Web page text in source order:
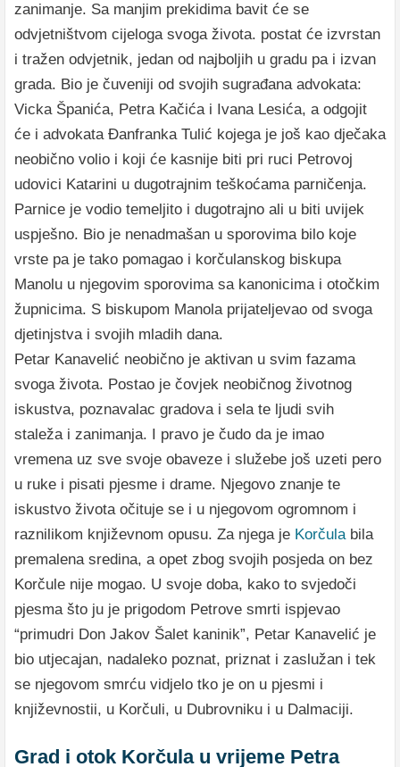
zanimanje. Sa manjim prekidima bavit će se
odvjetništvom cijeloga svoga života. postat će izvrstan
i tražen odvjetnik, jedan od najboljih u gradu pa i izvan
grada. Bio je čuveniji od svojih sugrađana advokata:
Vicka Španića, Petra Kačića i Ivana Lesića, a odgojit
će i advokata Đanfranka Tulić kojega je još kao dječaka
neobično volio i koji će kasnije biti pri ruci Petrovoj
udovici Katarini u dugotrajnim teškoćama parničenja.
Parnice je vodio temeljito i dugotrajno ali u biti uvijek
uspješno. Bio je nenadmašan u sporovima bilo koje
vrste pa je tako pomagao i korčulanskog biskupa
Manolu u njegovim sporovima sa kanonicima i otočkim
župnicima. S biskupom Manola prijateljevao od svoga
djetinjstva i svojih mladih dana.
Petar Kanavelić neobično je aktivan u svim fazama
svoga života. Postao je čovjek neobičnog životnog
iskustva, poznavalac gradova i sela te ljudi svih
staleža i zanimanja. I pravo je čudo da je imao
vremena uz sve svoje obaveze i služebe još uzeti pero
u ruke i pisati pjesme i drame. Njegovo znanje te
iskustvo života očituje se i u njegovom ogromnom i
raznilikom književnom opusu. Za njega je Korčulabila
premalena sredina, a opet zbog svojih posjeda on bez
Korčule nije mogao. U svoje doba, kako to svjedoči
pjesma što ju je prigodom Petrove smrti ispjevao
“primudri Don Jakov Šalet kaninik”, Petar Kanavelić je
bio utjecajan, nadaleko poznat, priznat i zaslužan i tek
se njegovom smrću vidjelo tko je on u pjesmi i
književnostii, u Korčuli, u Dubrovniku i u Dalmaciji.
Grad i otok Korčula u vrijeme Petra